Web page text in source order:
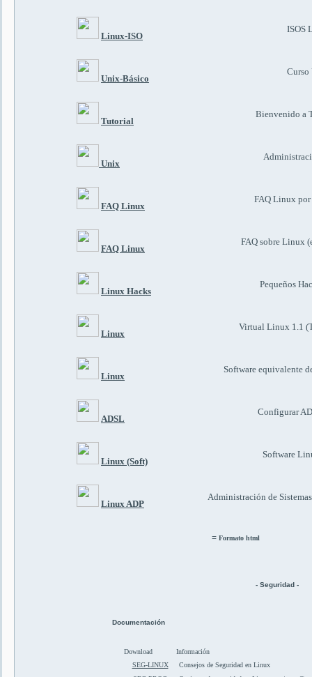
Linux-ISO
ISOS
Unix-Básico
Tutorial
Bienvenido a
Unix
FAQ Linux
FAQ Linux por
FAQ Linux
FAQ sobre Linux
Linux Hacks
Pequeños
Linux
Virtual Linux 1.1
Linux
Software equivalente
ADSL
Configurar
Linux (Soft)
Software
Linux ADP
Administración de
= Formato html
- Seguridad -
Documentación
Download
Información
SEG-LINUX
Consejos de Seguridad en Linux